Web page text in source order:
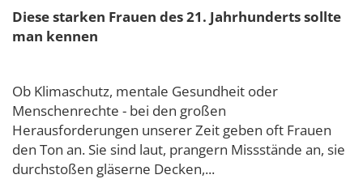
Diese starken Frauen des 21. Jahrhunderts sollte
man kennen
Ob Klimaschutz, mentale Gesundheit oder
Menschenrechte - bei den großen
Herausforderungen unserer Zeit geben oft Frauen
den Ton an. Sie sind laut, prangern Missstände an, sie
durchstoßen gläserne Decken,...